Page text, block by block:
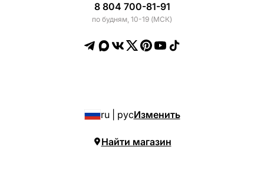
8 804 700-81-91
по будням, 10-19 (МСК)
ru | русИзменить
Найти магазин